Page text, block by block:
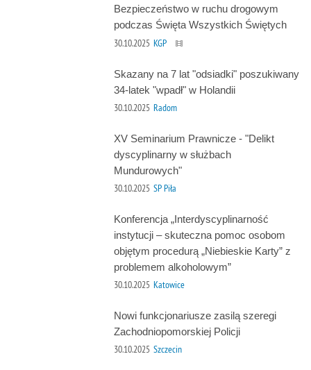
Bezpieczeństwo w ruchu drogowym
podczas Święta Wszystkich Świętych
30.10.2025 KGP
Skazany na 7 lat "odsiadki" poszukiwany
34-latek "wpadł" w Holandii
30.10.2025 Radom
XV Seminarium Prawnicze - "Delikt
dyscyplinarny w służbach
Mundurowych"
30.10.2025 SP Piła
Konferencja „Interdyscyplinarność
instytucji – skuteczna pomoc osobom
objętym procedurą „Niebieskie Karty” z
problemem alkoholowym”
30.10.2025 Katowice
Nowi funkcjonariusze zasilą szeregi
Zachodniopomorskiej Policji
30.10.2025 Szczecin